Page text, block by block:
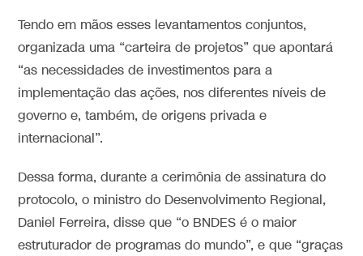
Tendo em mãos esses levantamentos conjuntos,
organizada uma “carteira de projetos” que apontará
“as necessidades de investimentos para a
implementação das ações, nos diferentes níveis de
governo e, também, de origens privada e
internacional”.
Dessa forma, durante a cerimônia de assinatura do
protocolo, o ministro do Desenvolvimento Regional,
Daniel Ferreira, disse que “o BNDES é o maior
estruturador de programas do mundo”, e que “graças